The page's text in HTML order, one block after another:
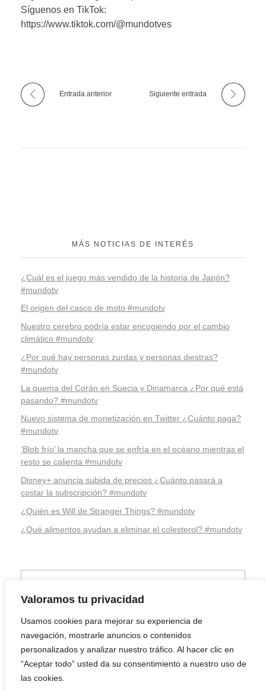
Valoramos tu privacidad
Usamos cookies para mejorar su experiencia de
navegación, mostrarle anuncios o contenidos
personalizados y analizar nuestro tráfico. Al hacer clic en
“Aceptar todo” usted da su consentimiento a nuestro uso de
las cookies.
Síguenos en TikTok:
https://www.tiktok.com/@mundotves
Entrada anterior Siguiente entrada
MÁS NOTICIAS DE INTERÉS
¿Cuál es el juego más vendido de la historia de Japón?
#mundotv
El origen del casco de moto #mundotv
Nuestro cerebro podría estar encogiendo por el cambio
climático #mundotv
¿Por qué hay personas zurdas y personas diestras?
#mundotv
La quema del Corán en Suecia y Dinamarca ¿Por qué está
pasando? #mundotv
Nuevo sistema de monetización en Twitter ¿Cuánto paga?
#mundotv
‘Blob frío’ la mancha que se enfría en el océano mientras el
resto se calienta #mundotv
Disney+ anuncia subida de precios ¿Cuánto pasará a
costar la subscripción? #mundotv
¿Quién es Will de Stranger Things? #mundotv
¿Qué alimentos ayudan a eliminar el colesterol? #mundotv